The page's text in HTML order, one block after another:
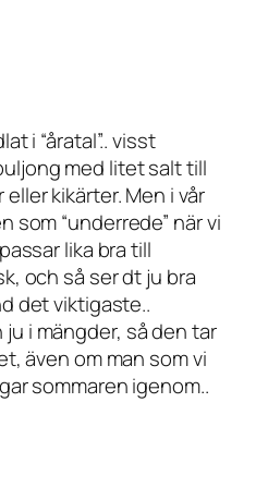
i “åratal”.. visst
med litet salt till
kikärter. Men i vår
som “underrede” när vi
lika bra till
och så ser dt ju bra
det viktigaste..
i mängder, så den tar
även om man som vi
sommaren igenom..